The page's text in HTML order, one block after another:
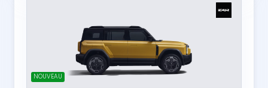
NOUVEAU